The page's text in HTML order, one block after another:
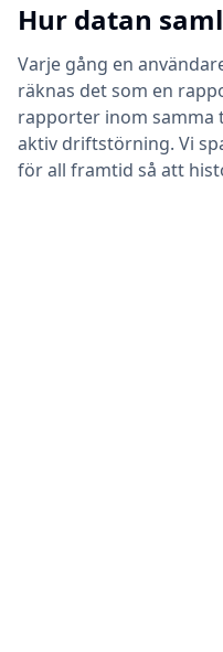
Hur datan
Varje gång en
räknas det som en
rapporter inom samma
aktiv driftstörning. Vi
för all framtid så att